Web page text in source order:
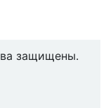
защищены.